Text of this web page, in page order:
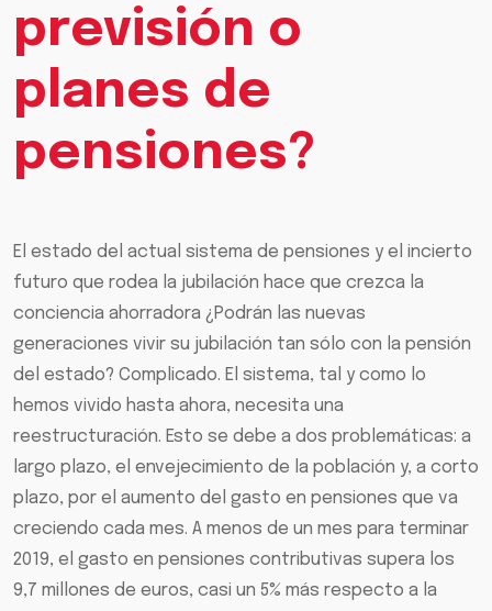
previsión o
planes de
pensiones?
El estado del actual sistema de pensiones y el incierto
futuro que rodea la jubilación hace que crezca la
conciencia ahorradora ¿Podrán las nuevas
generaciones vivir su jubilación tan sólo con la pensión
del estado? Complicado. El sistema, tal y como lo
hemos vivido hasta ahora, necesita una
reestructuración. Esto se debe a dos problemáticas: a
largo plazo, el envejecimiento de la población y, a corto
plazo, por el aumento del gasto en pensiones que va
creciendo cada mes. A menos de un mes para terminar
2019, el gasto en pensiones contributivas supera los
9,7 millones de euros, casi un 5% más respecto a la